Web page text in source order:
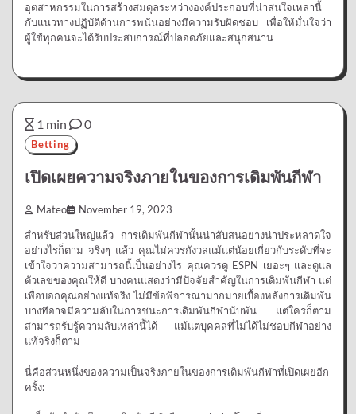
อุตสาหกรรมในการสร้างสมดุลระหว่างองค์ประกอบที่น่าสนใจเหล่านี้
กับแนวทางปฏิบัติด้านการพนันอย่างมีความรับผิดชอบ เพื่อให้มั่นใจว่า
ผู้ใช้ทุกคนจะได้รับประสบการณ์ที่ปลอดภัยและสนุกสนาน
1 min 0
Betting
เปิดเผยความจริงภายในของการเดิมพันกีฬา
Mateo November 19, 2023
สำหรับส่วนใหญ่แล้ว การเดิมพันกีฬานั้นน่าสับสนอย่างน่าประหลาดใจ
อย่างไรก็ตาม จริงๆ แล้ว คุณไม่ควรกังวลแม้แต่น้อยเกี่ยวกับระดับที่จะ
เข้าใจว่าความสามารถนี้เป็นอย่างไร คุณควรดู ESPN เยอะๆ และดูแล
ตัวเลขของคุณให้ดี บางคนแสดงว่ามีปัจจัยสำคัญในการเดิมพันกีฬา แต่
เพื่อบอกคุณอย่างแท้จริง ไม่มีข้อพิจารณามากมายเบื้องหลังการเดิมพัน
บางทีอาจมีความลับในการชนะการเดิมพันกีฬานับพัน แต่ใครก็ตาม
สามารถรับรู้ความลับเหล่านี้ได้ แม้แต่บุคคลที่ไม่ได้ไม่ชอบกีฬาอย่าง
แท้จริงก็ตาม
นี่คือส่วนหนึ่งของความเป็นจริงภายในของการเดิมพันกีฬาที่เปิดเผยอีก
ครั้ง: